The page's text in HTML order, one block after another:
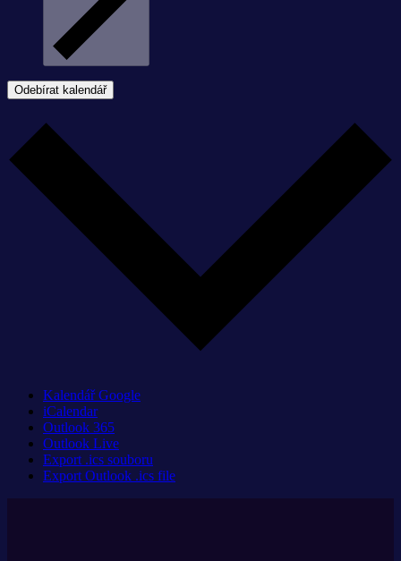
Odebírat kalendář
Kalendář Google
iCalendar
Outlook 365
Outlook Live
Export .ics souboru
Export Outlook .ics file